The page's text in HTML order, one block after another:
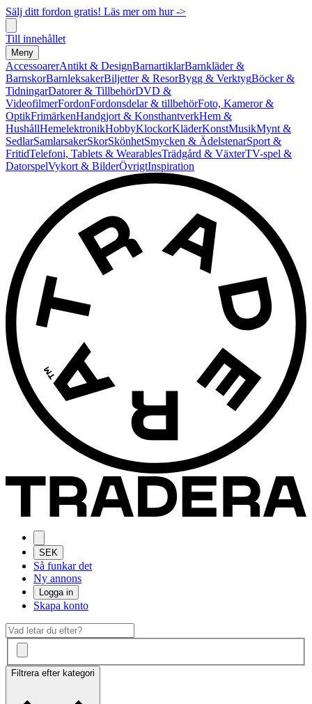
Sälj ditt fordon gratis! Läs mer om hur ->
Till innehållet
Meny
AccessoarerAntikt & DesignBarnartiklarBarnkläder &
BarnskorBarnleksakerBiljetter & ResorBygg & VerktygBöcker &
TidningarDatorer & TillbehörDVD &
VideofilmerFordonFordonsdelar & tillbehörFoto, Kameror &
OptikFrimärkenHandgjort & KonsthantverkHem &
HushållHemelektronikHobbyKlockorKläderKonstMusikMynt &
SedlarSamlarsakerSkorSkönhetSmycken & ÄdelstenarSport &
FritidTelefoni, Tablets & WearablesTrädgård & VäxterTV-spel &
DatorspelVykort & BilderÖvrigtInspiration
SEK
Så funkar det
Ny annons
Logga in
Skapa konto
Filtrera efter kategori